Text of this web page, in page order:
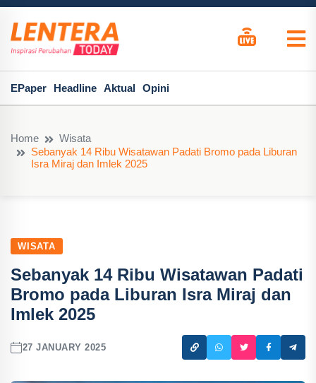
EPaper Headline Aktual Opini
Home
Wisata
Sebanyak 14 Ribu Wisatawan Padati Bromo pada Liburan
Isra Miraj dan Imlek 2025
WISATA
Sebanyak 14 Ribu Wisatawan Padati
Bromo pada Liburan Isra Miraj dan
Imlek 2025
27 JANUARY 2025